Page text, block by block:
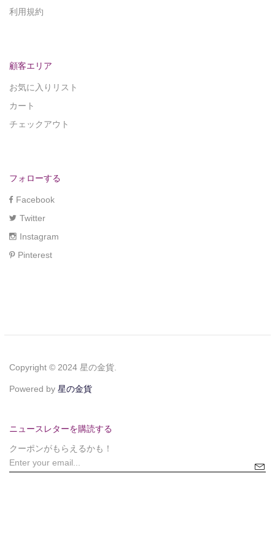
利用規約
顧客エリア
お気に入りリスト
カート
チェックアウト
フォローする
Facebook
Twitter
Instagram
Pinterest
Copyright © 2024 星の金貨.
Powered by 星の金貨
ニュースレターを購読する
クーポンがもらえるかも！